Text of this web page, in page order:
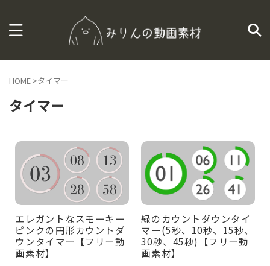
HOME >タイマー
タイマー
エレガントなスモーキー
ピンクの円形カウントダ
ウンタイマー【フリー動
画素材】
緑のカウントダウンタイ
マー(5秒、10秒、15秒、
30秒、45秒)【フリー動
画素材】